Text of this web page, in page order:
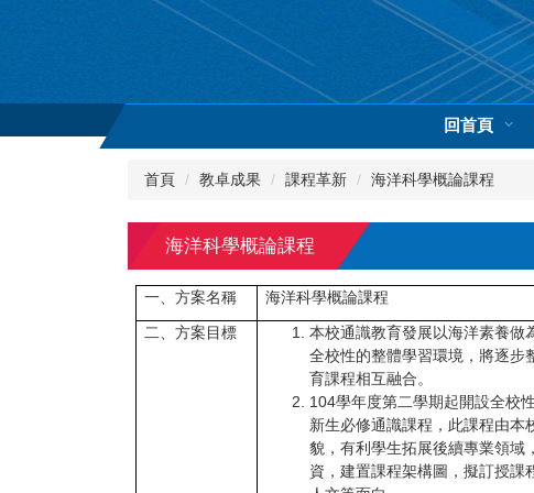
內
回首頁
首頁 教卓成果 課程革新 海洋科學概論課程
海洋科學概論課程
一、方案名稱
海洋科學概論課程
二、方案目標
本校通識教育發展以海洋素養做
全校性的整體學習環境，將逐步
育課程相互融合。
104學年度第二學期起開設全校
新生必修通識課程，此課程由本
貌，有利學生拓展後續專業領域
資，建置課程架構圖，擬訂授課